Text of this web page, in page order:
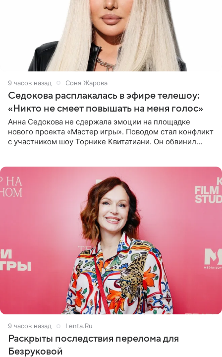
9 часов назад Соня Жарова
Седокова расплакалась в эфире телешоу:
«Никто не смеет повышать на меня голос»
Анна Седокова не сдержала эмоции на площадке
нового проекта «Мастер игры». Поводом стал конфликт
с участником шоу Торнике Квитатиани. Он обвинил
9 часов назад Lenta.Ru
Раскрыты последствия перелома для
Безруковой